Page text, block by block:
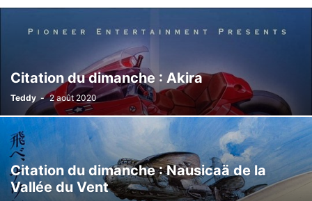
Citation du dimanche : Akira
Teddy - 2 août 2020
Citation du dimanche : Nausicaä de la
Vallée du Vent